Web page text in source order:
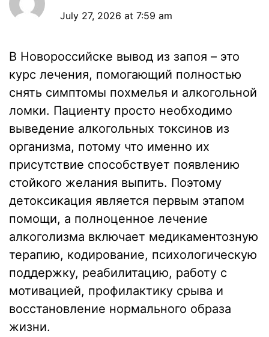
July 27, 2026 at 7:59 am
В Новороссийске вывод из запоя – это
курс лечения, помогающий полностью
снять симптомы похмелья и алкогольной
ломки. Пациенту просто необходимо
выведение алкогольных токсинов из
организма, потому что именно их
присутствие способствует появлению
стойкого желания выпить. Поэтому
детоксикация является первым этапом
помощи, а полноценное лечение
алкоголизма включает медикаментозную
терапию, кодирование, психологическую
поддержку, реабилитацию, работу с
мотивацией, профилактику срыва и
восстановление нормального образа
жизни.